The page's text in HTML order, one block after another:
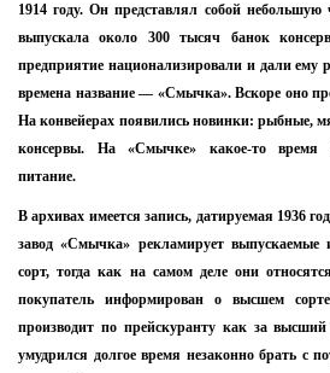
1914 году. Он представлял собой
выпускала около 300 тысяч банок
предприятие национализировали и дали ему
времена название — «Смычка». Вскоре оно
На конвейерах появились новинки: рыбные,
консервы. На «Смычке» какое-то время
питание.
В архивах имеется запись, датируемая 1936
завод «Смычка» рекламирует
сорт, тогда как на самом деле они
покупатель информирован о высшем
производит по прейскуранту как за
умудрился долгое время незаконно брать с